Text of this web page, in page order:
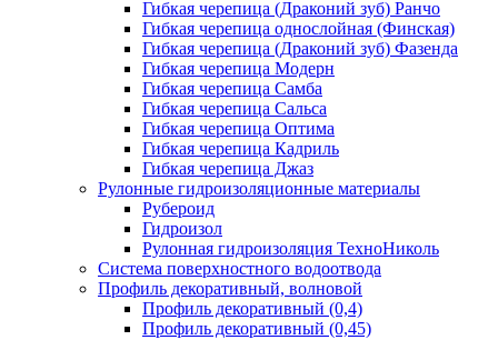
Гибкая черепица (Драконий зуб) Ранчо
Гибкая черепица однослойная (Финская)
Гибкая черепица (Драконий зуб) Фазенда
Гибкая черепица Модерн
Гибкая черепица Самба
Гибкая черепица Сальса
Гибкая черепица Оптима
Гибкая черепица Кадриль
Гибкая черепица Джаз
Рулонные гидроизоляционные материалы
Рубероид
Гидроизол
Рулонная гидроизоляция ТехноНиколь
Система поверхностного водоотвода
Профиль декоративный, волновой
Профиль декоративный (0,4)
Профиль декоративный (0,45)